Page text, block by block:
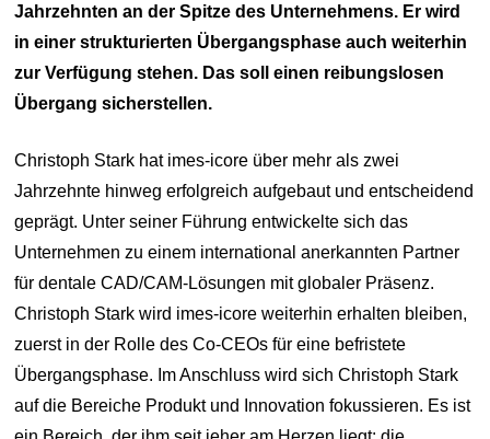
Jahrzehnten an der Spitze des Unternehmens. Er wird
in einer strukturierten Übergangsphase auch weiterhin
zur Verfügung stehen. Das soll einen reibungslosen
Übergang sicherstellen.
Christoph Stark hat imes-icore über mehr als zwei
Jahrzehnte hinweg erfolgreich aufgebaut und entscheidend
geprägt. Unter seiner Führung entwickelte sich das
Unternehmen zu einem international anerkannten Partner
für dentale CAD/CAM-Lösungen mit globaler Präsenz.
Christoph Stark wird imes-icore weiterhin erhalten bleiben,
zuerst in der Rolle des Co-CEOs für eine befristete
Übergangsphase. Im Anschluss wird sich Christoph Stark
auf die Bereiche Produkt und Innovation fokussieren. Es ist